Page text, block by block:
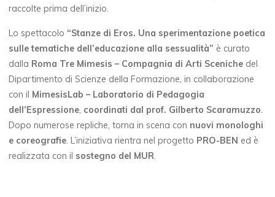
raccolte prima dell’inizio.
Lo spettacolo “Stanze di Eros. Una sperimentazione poetica
sulle tematiche dell’educazione alla sessualità” è curato
dalla Roma Tre Mimesis – Compagnia di Arti Sceniche del
Dipartimento di Scienze della Formazione, in collaborazione
con il MimesisLab – Laboratorio di Pedagogia
dell’Espressione coordinati dal prof. Gilberto Scaramuzzo
Dopo numerose repliche, torna in scena con nuovi monologhi
e coreografie . L’iniziativa rientra nel progetto PRO-BEN ed è
realizzata con il sostegno del MUR